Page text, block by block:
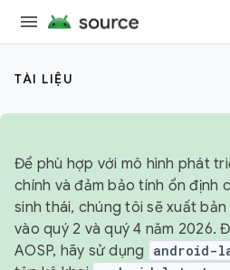
TÀI LIỆU
Để phù hợp với mô hình phát
chính và đảm bảo tính ổn định
sinh thái, chúng tôi sẽ xuất bản
vào quý 2 và quý 4 năm 2026.
AOSP, hãy sử dụng
android-